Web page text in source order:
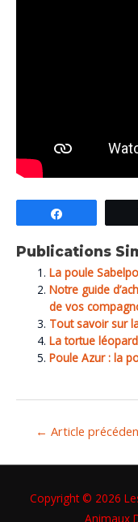
Publications
La poule
Notre guide
de vos
Tout savoir sur
La tortue
Poule Azur : la
← Article
Copyright © 2026
Animaux